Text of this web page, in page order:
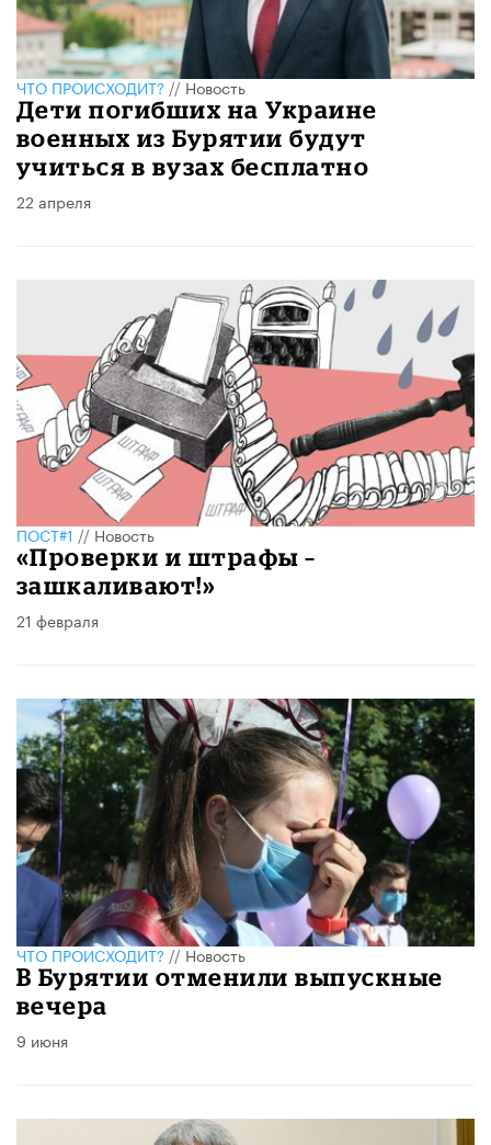
ЧТО ПРОИСХОДИТ?//Новость
Дети погибших на Украине
военных из Бурятии будут
учиться в вузах бесплатно
22 апреля
ПОСТ#1//Новость
«Проверки и штрафы –
зашкаливают!»
21 февраля
ЧТО ПРОИСХОДИТ?//Новость
В Бурятии отменили выпускные
вечера
9 июня